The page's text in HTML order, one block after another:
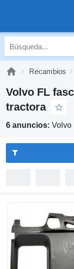
Recambios
Volvo FL
tractora
6 anuncios: Volvo